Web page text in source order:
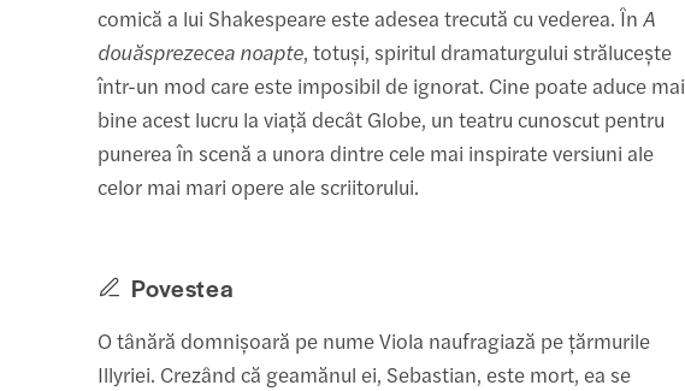
comică a lui Shakespeare este adesea trecută cu vederea. ÎnA
douăsprezecea noapte, totuși, spiritul dramaturgului strălucește
într-un mod care este imposibil de ignorat. Cine poate aduce mai
bine acest lucru la viață decât Globe, un teatru cunoscut pentru
punerea în scenă a unora dintre cele mai inspirate versiuni ale
celor mai mari opere ale scriitorului.
Povestea
O tânără domnișoară pe nume Viola naufragiază pe țărmurile
Illyriei. Crezând că geamănul ei, Sebastian, este mort, ea se